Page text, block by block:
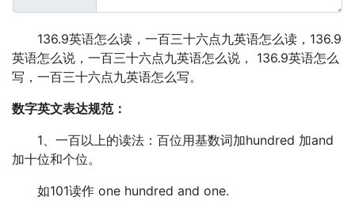
136.9英语怎么读，一百三十六点九英语怎么读，136.9
英语怎么说，一百三十六点九英语怎么说， 136.9英语怎么
写，一百三十六点九英语怎么写。
数字英文表达规范：
1、一百以上的读法：百位用基数词加hundred 加and
加十位和个位。
如101读作 one hundred and one.